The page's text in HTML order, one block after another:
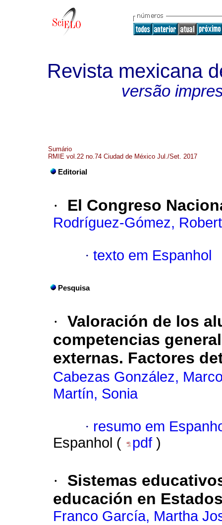
Revista mexicana
versão
Sumário
RMIE vol.22 no.74 Ciudad de México Jul./Set. 2017
Editorial
· El Congreso
Rodríguez-Gómez,
· texto em Espanhol
Pesquisa
· Valoración de los
competencias
externas. Factores
Cabezas González,
Martín, Sonia
· resumo em
Espanhol (
pdf )
·
Sistemas
educación en
Franco García, Martha